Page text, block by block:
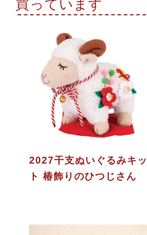
買っています
2027干支ぬいぐるみキッ
ト 椿飾りのひつじさん